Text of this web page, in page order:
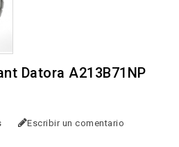
Datora A213B71NP
Escribir un comentario